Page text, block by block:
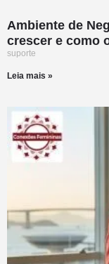
Ambiente de
crescer e como
suporte
Leia mais »